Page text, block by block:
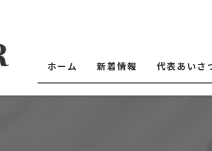
ホーム 新着情報 代表あいさ